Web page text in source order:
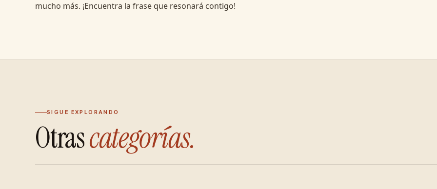
mucho más. ¡Encuentra la frase que resonará contigo!
SIGUE EXPLORANDO
Otrascategorías.